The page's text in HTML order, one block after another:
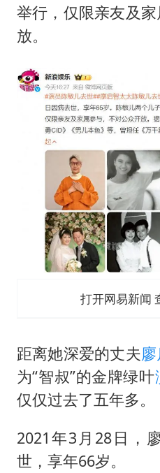
牛
浙
举行，仅限亲友及
放。
打开网易新闻
距离她深爱的丈夫
为“智叔”的金牌绿叶
仅仅过去了五年多。
2021年3月28日，
世，享年66岁。